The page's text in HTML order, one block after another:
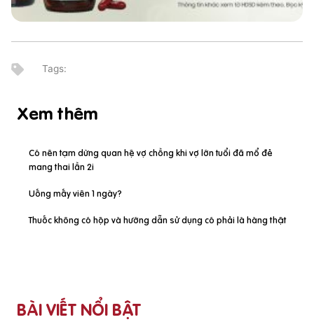
Xem thêm
Có nên tạm dừng quan hệ vợ chồng khi vợ lớn tuổi đã mổ đẻ
mang thai lần 2i
Uống mấy viên 1 ngày?
Thuốc không có hộp và hướng dẫn sử dụng có phải là hàng thật
BÀI VIẾT NỔI BẬT